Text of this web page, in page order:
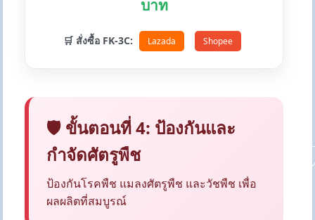
บาท
🛒 สั่งซื้อ FK-3C: Lazada Shopee
🛡️ ขั้นตอนที่ 4: ป้องกันและ
กำจัดศัตรูพืช
ป้องกันโรคพืช แมลงศัตรูพืช และวัชพืช เพื่อ
ผลผลิตที่สมบูรณ์